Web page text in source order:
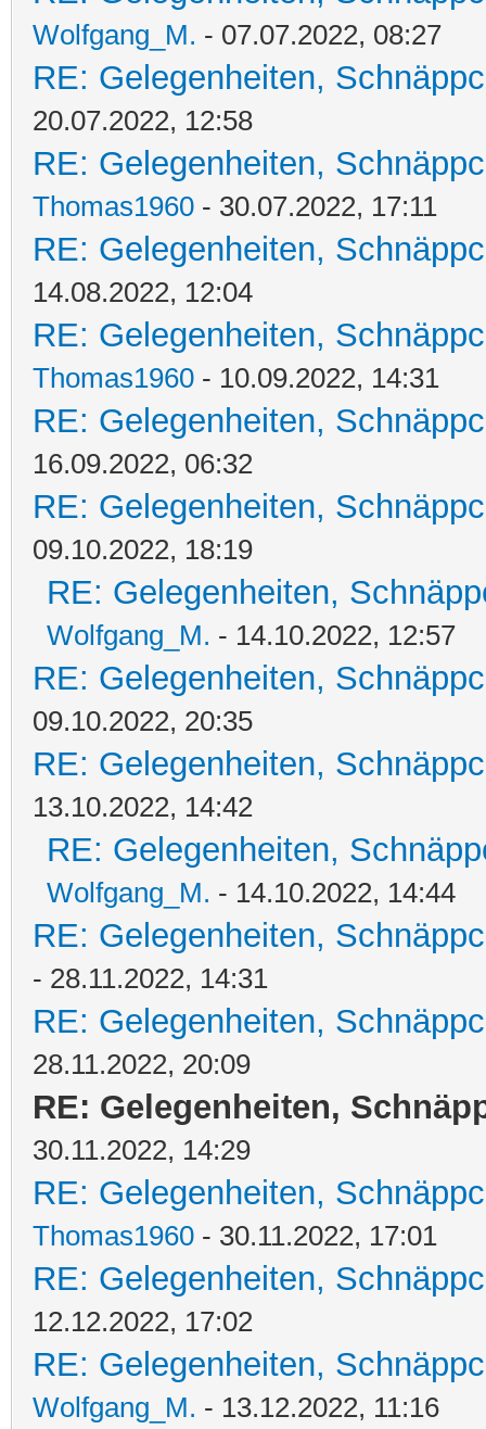
Wolfgang_M. - 07.07.2022, 08:27
RE: Gelegenheiten,
20.07.2022, 12:58
RE: Gelegenheiten,
Thomas1960 - 30.07.2022, 17:11
RE: Gelegenheiten,
14.08.2022, 12:04
RE: Gelegenheiten,
Thomas1960 - 10.09.2022, 14:31
RE: Gelegenheiten,
16.09.2022, 06:32
RE: Gelegenheiten,
09.10.2022, 18:19
RE: Gelegenheiten,
Wolfgang_M. - 14.10.2022, 12:57
RE: Gelegenheiten,
09.10.2022, 20:35
RE: Gelegenheiten,
13.10.2022, 14:42
RE: Gelegenheiten,
Wolfgang_M. - 14.10.2022, 14:44
RE: Gelegenheiten,
- 28.11.2022, 14:31
RE: Gelegenheiten,
28.11.2022, 20:09
RE: Gelegenheiten,
30.11.2022, 14:29
RE: Gelegenheiten,
Thomas1960 - 30.11.2022, 17:01
RE: Gelegenheiten,
12.12.2022, 17:02
RE: Gelegenheiten,
Wolfgang_M. - 13.12.2022, 11:16